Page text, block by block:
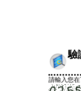
驗
請輸入您